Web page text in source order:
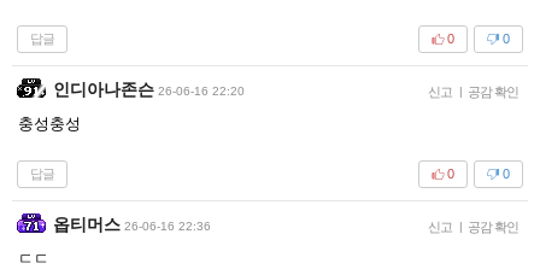
답글 0
0
인디아나존슨 26-06-16 22:20 신고 | 공감 확인
충성충성
답글 0
0
옵티머스 26-06-16 22:36 신고 | 공감 확인
ㄷㄷ